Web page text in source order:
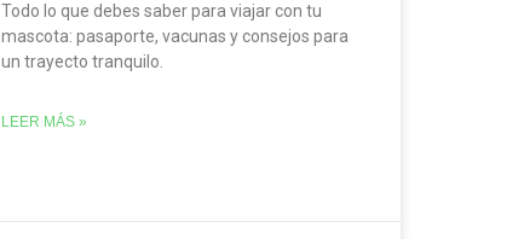
Todo lo que debes saber para viajar con tu
mascota: pasaporte, vacunas y consejos para
un trayecto tranquilo.
LEER MÁS »